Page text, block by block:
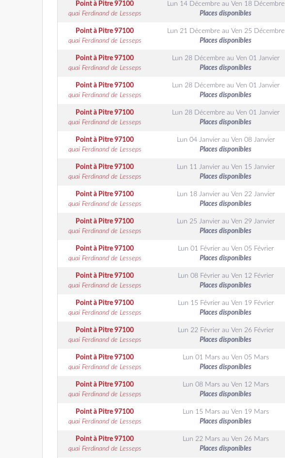
Point à Pitre97100
quai Ferdinand de Lesseps
Lun 14 Décembreau Ven 18 Décembre
Places disponibles
Point à Pitre97100
quai Ferdinand de Lesseps
Lun 21 Décembreau Ven 25 Décembre
Places disponibles
Point à Pitre97100
quai Ferdinand de Lesseps
Lun 28 Décembreau Ven 01 Janvier
Places disponibles
Point à Pitre97100
quai Ferdinand de Lesseps
Lun 28 Décembreau Ven 01 Janvier
Places disponibles
Point à Pitre97100
quai Ferdinand de Lesseps
Lun 28 Décembreau Ven 01 Janvier
Places disponibles
Point à Pitre97100
quai Ferdinand de Lesseps
Lun 04 Janvierau Ven 08 Janvier
Places disponibles
Point à Pitre97100
quai Ferdinand de Lesseps
Lun 11 Janvierau Ven 15 Janvier
Places disponibles
Point à Pitre97100
quai Ferdinand de Lesseps
Lun 18 Janvierau Ven 22 Janvier
Places disponibles
Point à Pitre97100
quai Ferdinand de Lesseps
Lun 25 Janvierau Ven 29 Janvier
Places disponibles
Point à Pitre97100
quai Ferdinand de Lesseps
Lun 01 Févrierau Ven 05 Février
Places disponibles
Point à Pitre97100
quai Ferdinand de Lesseps
Lun 08 Févrierau Ven 12 Février
Places disponibles
Point à Pitre97100
quai Ferdinand de Lesseps
Lun 15 Févrierau Ven 19 Février
Places disponibles
Point à Pitre97100
quai Ferdinand de Lesseps
Lun 22 Févrierau Ven 26 Février
Places disponibles
Point à Pitre97100
quai Ferdinand de Lesseps
Lun 01 Marsau Ven 05 Mars
Places disponibles
Point à Pitre97100
quai Ferdinand de Lesseps
Lun 08 Mars au Ven 12 Mars
Places disponibles
Point à Pitre97100
quai Ferdinand de Lesseps
Lun 15 Marsau Ven 19 Mars
Places disponibles
Point à Pitre97100
quai Ferdinand de Lesseps
Lun 22 Mars au Ven 26 Mars
Places disponibles